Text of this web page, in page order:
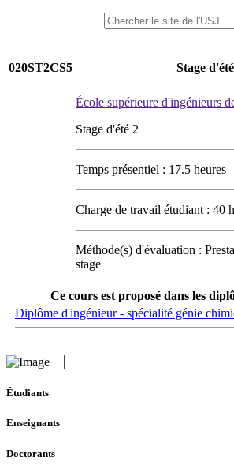
020ST2CS5 Stage
École supérieure d'ingénieurs
Stage d'été 2
Temps présentiel : 17.5 heures
Charge de travail étudiant : 40
Méthode(s) d'évaluation :
stage
Ce cours est proposé dans les
Diplôme d'ingénieur - spécialité génie
Étudiants
Enseignants
Doctorants